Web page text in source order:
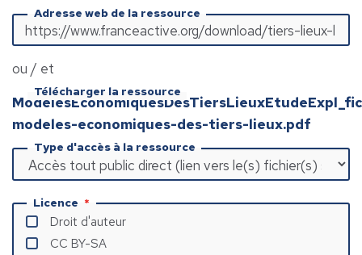
Adresse web de la ressource
ou / et
Télécharger la ressource
modeles-economiques-des-tiers-lieux.pdf
Type d'accès à la ressource
Licence
Droit d'auteur
CC BY-SA